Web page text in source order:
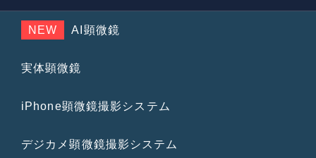
NEW AI顕微鏡
実体顕微鏡
iPhone顕微鏡撮影システム
デジカメ顕微鏡撮影システム